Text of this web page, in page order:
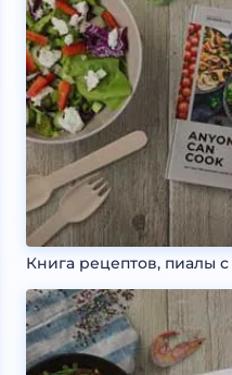
Книга рецептов, пиалы